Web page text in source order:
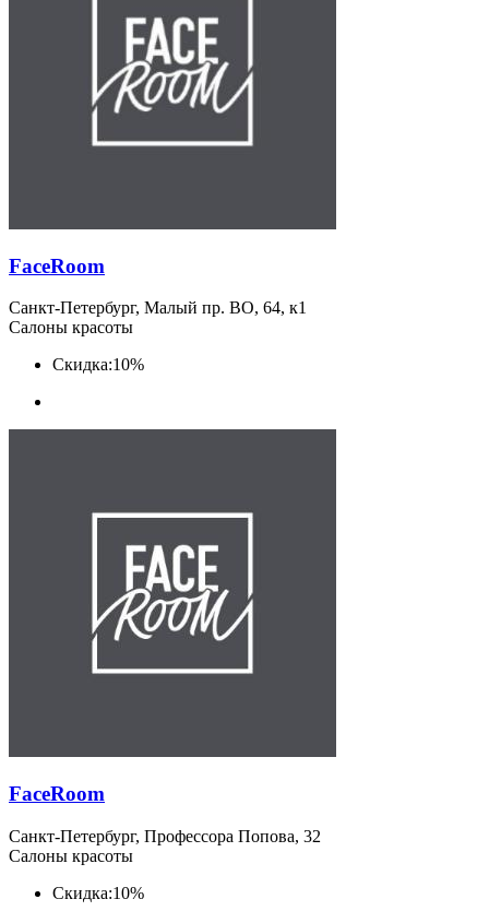
FaceRoom
Санкт-Петербург, Малый пр. ВО, 64, к1
Салоны красоты
Скидка:10%
FaceRoom
Санкт-Петербург, Профессора Попова, 32
Салоны красоты
Скидка:10%